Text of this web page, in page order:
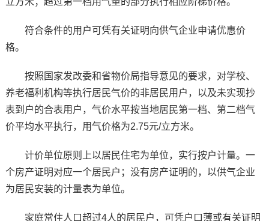
符合条件的用户可凭有关证明向供气企业申请优惠价
格。
按照国家发改委和省物价局指导意见的要求，对学校、
养老福利机构等执行居民气价的非居民用户，以及未实现抄
表到户的合表用户，气价水平按当地居民第一档、第二档气
价平均水平执行，用气价格为2.75元/立方米。
计价单位原则上以居民住宅为单位，实行按户计量。一
个房产证明对应一个居民户；没有房产证明的，以供气企业
为居民安装的计量表为单位。
家庭常住人口超过4人的居民户，可凭户口薄或有关证明